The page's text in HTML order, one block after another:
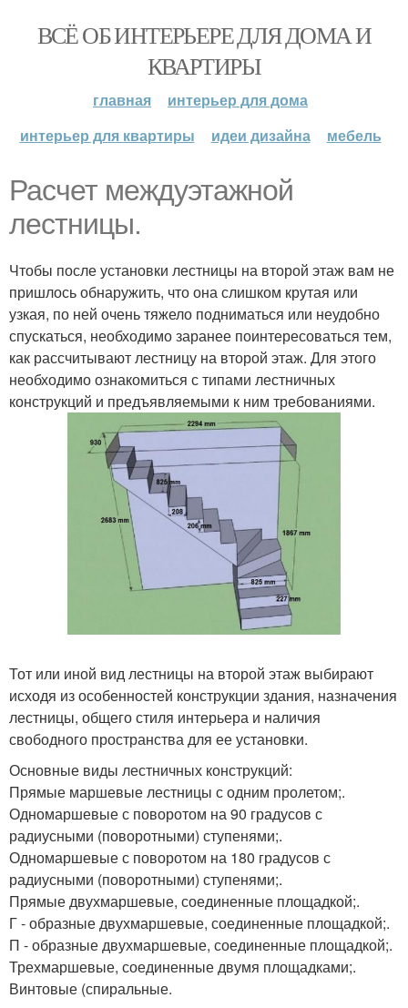
ВСЁ ОБ ИНТЕРЬЕРЕ ДЛЯ ДОМА И
КВАРТИРЫ
главная
интерьер для дома
интерьер для квартиры
идеи дизайна мебель
Расчет междуэтажной
лестницы.
Чтобы после установки лестницы на второй этаж вам не
пришлось обнаружить, что она слишком крутая или
узкая, по ней очень тяжело подниматься или неудобно
спускаться, необходимо заранее поинтересоваться тем,
как рассчитывают лестницу на второй этаж. Для этого
необходимо ознакомиться с типами лестничных
конструкций и предъявляемыми к ним требованиями.
Тот или иной вид лестницы на второй этаж выбирают
исходя из особенностей конструкции здания, назначения
лестницы, общего стиля интерьера и наличия
свободного пространства для ее установки.
Основные виды лестничных конструкций:
Прямые маршевые лестницы с одним пролетом;.
Одномаршевые с поворотом на 90 градусов с
радиусными (поворотными) ступенями;.
Одномаршевые с поворотом на 180 градусов с
радиусными (поворотными) ступенями;.
Прямые двухмаршевые, соединенные площадкой;.
Г - образные двухмаршевые, соединенные площадкой;.
П - образные двухмаршевые, соединенные площадкой;.
Трехмаршевые, соединенные двумя площадками;.
Винтовые (спиральные.